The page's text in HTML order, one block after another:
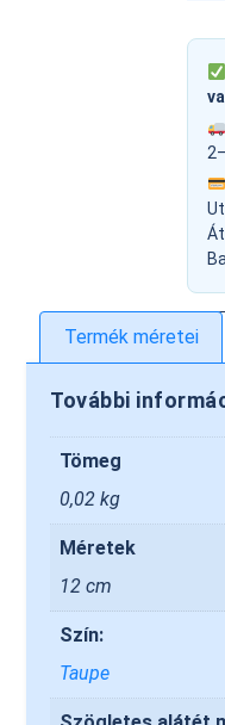
Termék méretei
További
Tömeg
0,02 kg
Méretek
12 cm
Szín:
Taupe